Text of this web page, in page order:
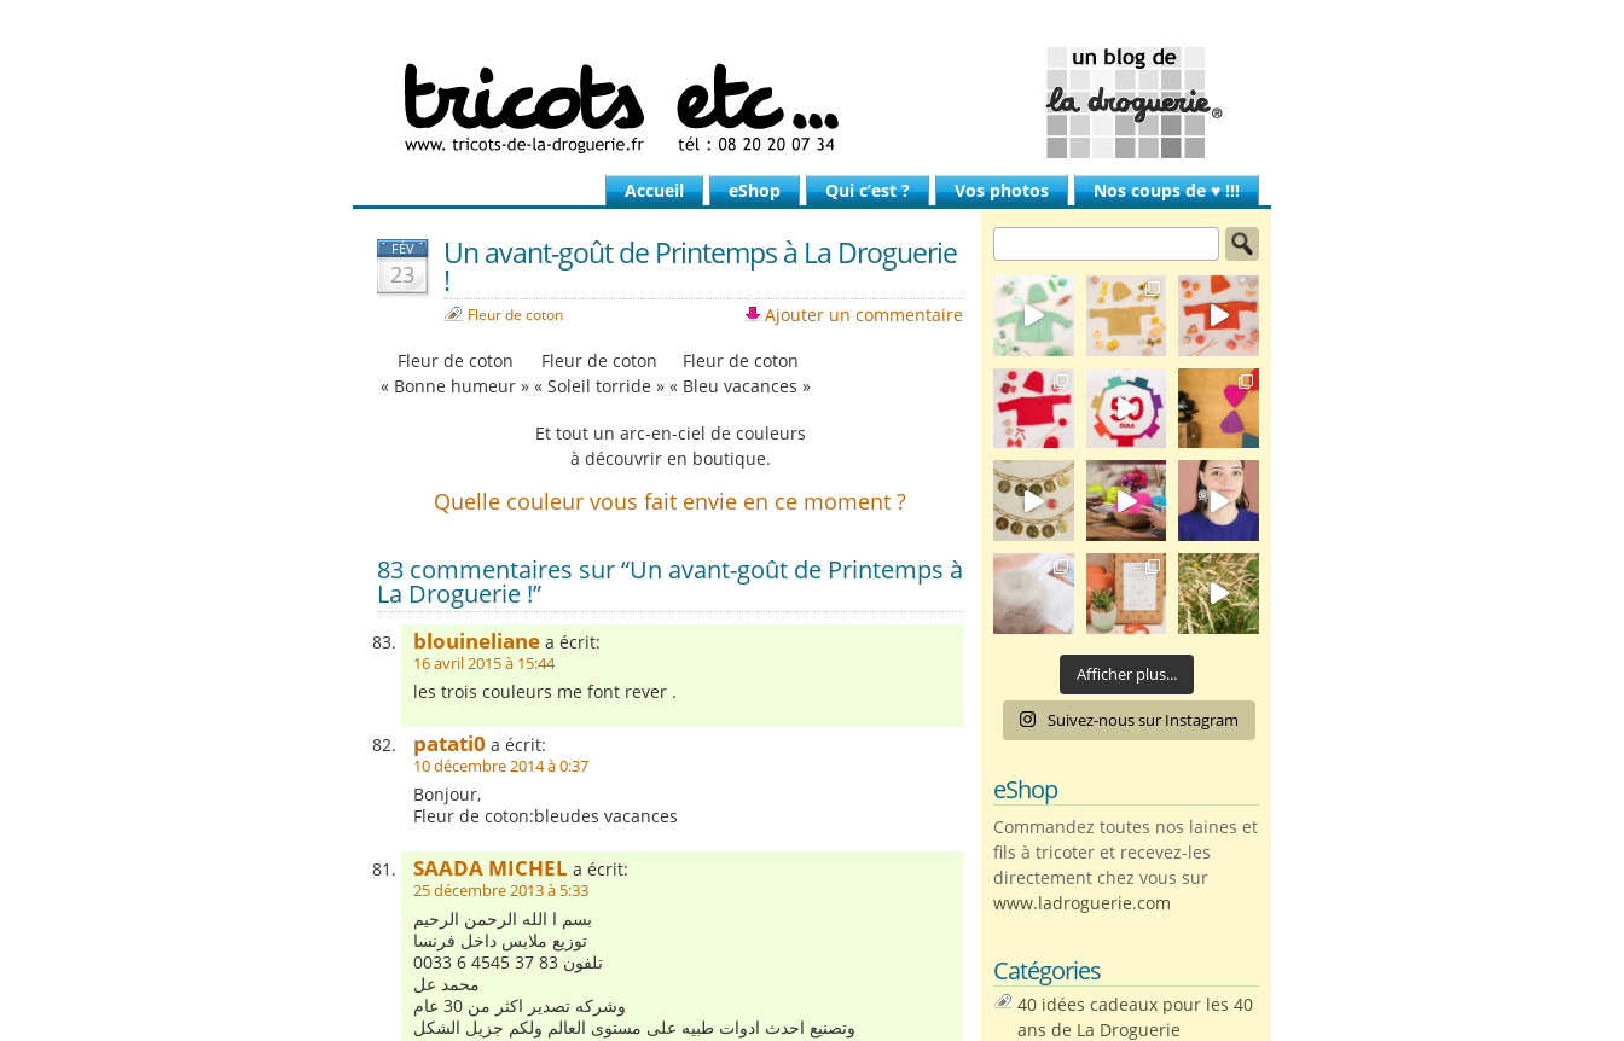
Accueil eShop Qui c’est ? Vos photos Nos coups de ♥ !!!
FÉV
23
Un avant-goût de Printemps à La Droguerie
!
Fleur de coton
Ajouter un commentaire
Fleur de coton
« Bonne humeur »
Fleur de coton
« Soleil torride »
Fleur de coton
« Bleu vacances »
Et tout un arc-en-ciel de couleurs
à découvrir en boutique.
Quelle couleur vous fait envie en ce moment ?
83 commentaires sur “Un avant-goût de Printemps à
La Droguerie !”
blouineliane a écrit:
16 avril 2015 à 15:44
les trois couleurs me font rever .
patati0 a écrit:
10 décembre 2014 à 0:37
Bonjour,
Fleur de coton:bleudes vacances
SAADA MICHEL a écrit:
25 décembre 2013 à 5:33
بسم ا الله الرحمن الرحيم
توزيع ملابس داخل فرنسا
0033 6 4545 37 83 تلفون
محمد عل
وشركه تصدير اكثر من 30 عام
وتصنيع احدث ادوات طبيه على مستوى العالم ولكم جزيل الشكل
Afficher plus...
Suivez-nous sur Instagram
eShop
Commandez toutes nos laines et
fils à tricoter et recevez-les
directement chez vous sur
www.ladroguerie.com
Catégories
40 idées cadeaux pour les 40
ans de La Droguerie